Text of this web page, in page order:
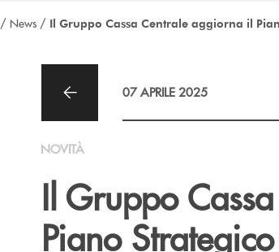
/ News / Il Gruppo Cassa Centrale aggiorna il
07 APRILE 2025
NOVITÀ
Il Gruppo
Piano